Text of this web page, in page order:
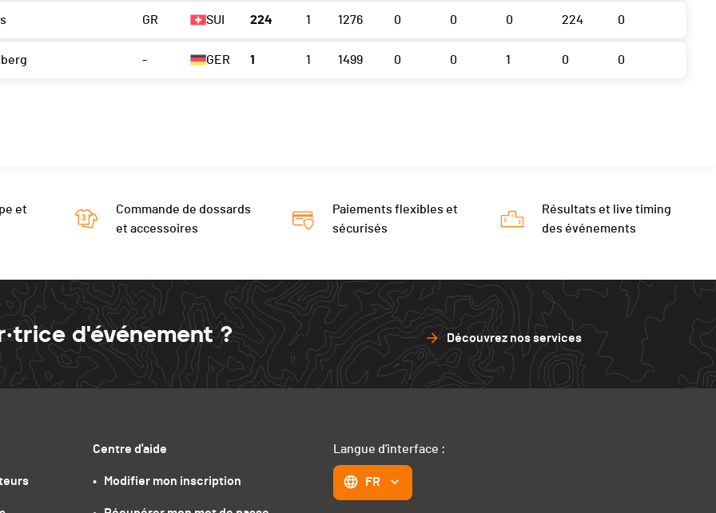
GR SUI 224 1 1276 0 0 0 224 0
- GER 1 1 1499 0 0 1 0 0
et
Commande de dossards
et accessoires
Paiements flexibles et
sécurisés
Résultats et live timing
des événements
d'événement ? Découvrez nos services
Centre d'aide
•   Modifier mon inscription
Langue d'interface :
FR